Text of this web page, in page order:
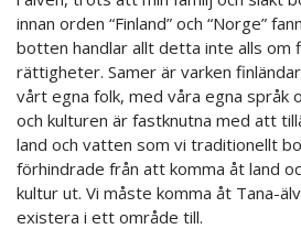
innan orden “Finland” och “Norge”
botten handlar allt detta inte alls om
rättigheter. Samer är varken
vårt egna folk, med våra egna språk
och kulturen är fastknutna med att
land och vatten som vi traditionellt
förhindrade från att komma åt land
kultur ut. Vi måste komma åt Tana-
existera i ett område till.